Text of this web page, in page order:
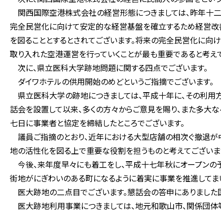
関西国際空港株式会社の経営形態につきましては、昨年十
完全民営化に向けて安定的な経営基盤を確立するため経営
を図ることとするとされてございます。将来の完全民営化に向
取り入れた空港運営を行っていくことが最も重要であると考え
次に、県立医科大学跡地問題に関する四点でございます。
ダイワホテルの供用開始のめどというご指摘でございます。
県立医科大学の跡地につきましては、平成十年に、その利
話会を設置して以来、多くの方々からご意見を賜り、また多大
七日に事業者と協定を締結したところでございます。
議員ご指摘のとおり、近年における大型店舗の相次ぐ撤退
地の活性化を図る上で重要な役割を担うものと考えてございま
今後、来年度早々にも着工をし、平成十七年秋にオープンの
街地がにぎわいのある町になるように着実に事業を推進してま
医大跡地の二点目でございます。懇話会の答申にありました
医大跡地利用事業につきましては、地元和歌山市、関係団